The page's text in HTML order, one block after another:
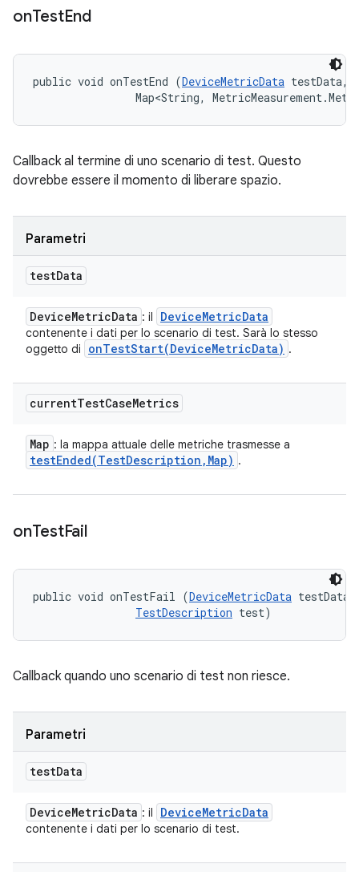
onTestEnd
public void onTestEnd (DeviceMetricData testData,
Map<String,
Callback al termine di uno scenario di test. Questo
dovrebbe essere il momento di liberare spazio.
Parametri
testData
DeviceMetricData : il DeviceMetricData
contenente i dati per lo scenario di test. Sarà lo stesso
oggetto di
onTestStart(DeviceMetricData) .
currentTestCaseMetrics
Map : la mappa attuale delle metriche trasmesse a
testEnded(TestDescription , Map) .
onTestFail
public void onTestFail (DeviceMetricData
TestDescription test)
Callback quando uno scenario di test non riesce.
Parametri
testData
DeviceMetricData : il DeviceMetricData
contenente i dati per lo scenario di test.